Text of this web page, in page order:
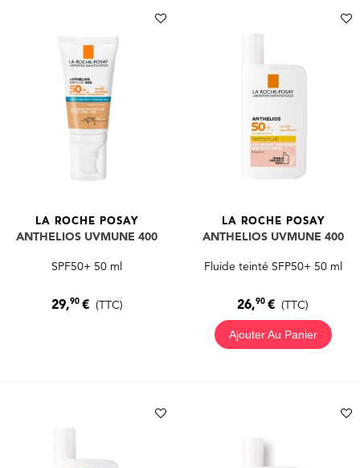
LA ROCHE POSAY
ANTHELIOS UVMUNE 400
SPF50+ 50 ml
29,90 € (TTC)
LA ROCHE POSAY
ANTHELIOS UVMUNE 400
Fluide teinté SFP50+ 50 ml
26,90€ (TTC)
Ajouter Au Panier